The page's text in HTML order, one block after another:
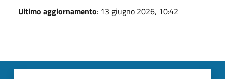
Ultimo aggiornamento: 13 giugno 2026, 10:42